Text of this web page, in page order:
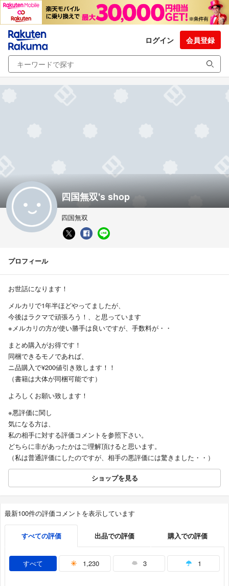
ログイン 会員登録
四国無双's shop
四国無双
プロフィール
お世話になります！
メルカリで1年半ほどやってましたが、
今後はラクマで頑張ろう！、と思っています
※メルカリの方が使い勝手は良いですが、手数料が・・
まとめ購入がお得です！
同梱できるモノであれば、
ニ品購入で¥200値引き致します！！
（書籍は大体が同梱可能です）
よろしくお願い致します！
※悪評価に関し
気になる方は、
私の相手に対する評価コメントを参照下さい。
どちらに非があったかはご理解頂けると思います。
（私は普通評価にしたのですが、相手の悪評価には驚きました・・）
ショップを見る
最新100件の評価コメントを表示しています
すべての評価 出品での評価 購入での評価
すべて 1,230 3 1